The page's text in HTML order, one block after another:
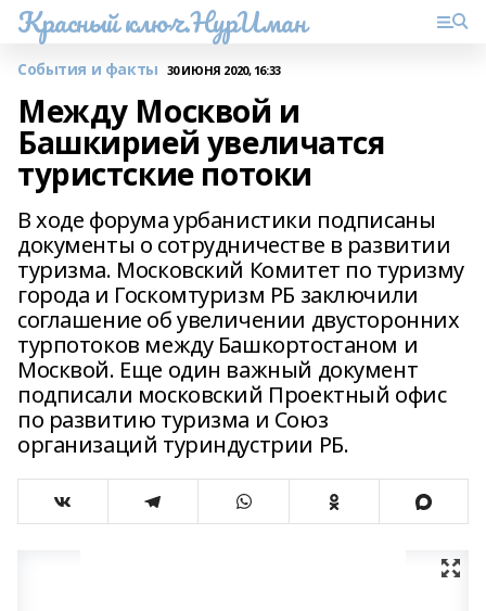
Красный ключ.НурИман
События и факты 30 ИЮНЯ 2020, 16:33
Между Москвой и
Башкирией увеличатся
туристские потоки
В ходе форума урбанистики подписаны
документы о сотрудничестве в развитии
туризма. Московский Комитет по туризму
города и Госкомтуризм РБ заключили
соглашение об увеличении двусторонних
турпотоков между Башкортостаном и
Москвой. Еще один важный документ
подписали московский Проектный офис
по развитию туризма и Союз
организаций туриндустрии РБ.